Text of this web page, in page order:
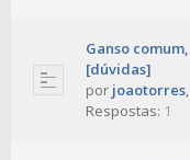
Ganso
[dúvidas]
por joaotorres,
Respostas: 1